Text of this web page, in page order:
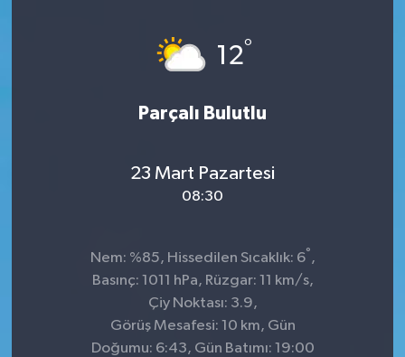
12°
Parçalı Bulutlu
23 Mart Pazartesi
08:30
Nem: %85, Hissedilen Sıcaklık: 6° ,
Basınç: 1011 hPa, Rüzgar: 11 km/s,
Çiy Noktası: 3.9,
Görüş Mesafesi: 10 km, Gün
Doğumu: 6:43, Gün Batımı: 19:00